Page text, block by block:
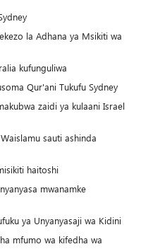
la Adhana ya Msikiti wa
kufunguliwa
Qur'ani Tukufu Sydney
zaidi ya kulaani Israel
sauti ashinda
haitoshi
mwanamke
ya Unyanyasaji wa Kidini
mfumo wa kifedha wa